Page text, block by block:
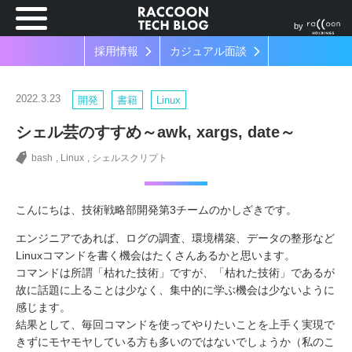
by
採用情報 カジュアル面談
2022.3.23 開発 書籍 Linux
シェル芸のすすめ～awk, xargs, date～
bash Linux シェルスクリプト
こんにちは、技術戦略部開発第3チームのかしざきです。
エンジニアであれば、ログの調査、環境構築、データの整形など
Linuxコマンドを書く機会はたくさんあるかと思います。
コマンドは所謂「枯れた技術」ですが、「枯れた技術」であるが
故に話題に上ることは少なく、集中的に学ぶ機会は少ないように
感じます。
結果として、毎回コマンドを使ってやりたいことを上手く実現で
きずにモヤモヤしている方も多いのではないでしょうか（私のこ